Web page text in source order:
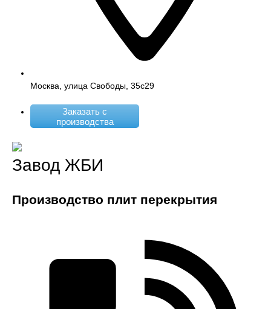
Москва, улица Свободы, 35с29
Заказать с
производства
Завод ЖБИ
Производство плит перекрытия